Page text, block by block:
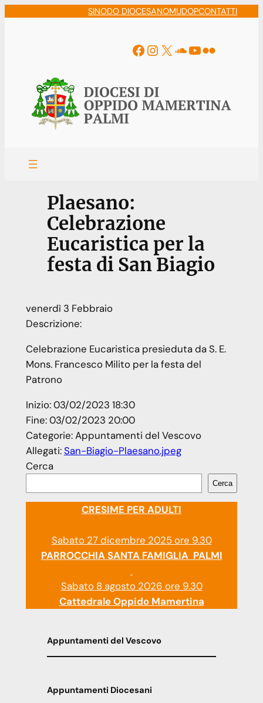
SINODO DIOCESANOMUDOPCONTATTI
Facebook
Instagram
X Soundcloud
YouTube
Flickr
Plaesano:
Celebrazione
Eucaristica per la
festa di San Biagio
venerdì 3 Febbraio
Descrizione:
Celebrazione Eucaristica presieduta da S. E.
Mons. Francesco Milito per la festa del
Patrono
Inizio:03/02/2023 18:30
Fine:03/02/2023 20:00
Categorie:Appuntamenti del Vescovo
Allegati:San-Biagio-Plaesano.jpeg
Cerca
Cerca
CRESIME PER ADULTI
Sabato 27 dicembre 2025 ore 9.30
PARROCCHIA SANTA FAMIGLIA PALMI
Sabato 8 agosto 2026 ore 9.30
Cattedrale Oppido Mamertina
Appuntamenti del Vescovo
Appuntamenti Diocesani